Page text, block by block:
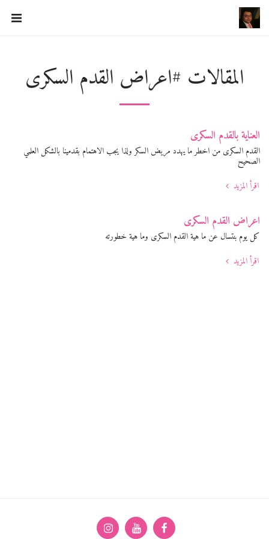
المقالات #اعراض القدم السكرى
العناية بالقدم السكرى
القدم السكرى من اخطر ما يهدد مريض السكر ولذا يجب الاهتمام بقدمينا بالشكل العلمي
الصحيح
اقرأ المزيد
اعراض القدم السكرى
كل يوم بنتسال عن ما هية القدم السكرى وما هية خطورته
اقرأ المزيد